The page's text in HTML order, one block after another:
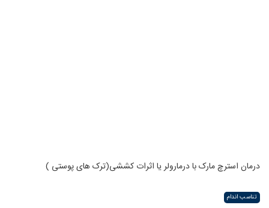
درمان استرچ مارک با درمارولر یا اثرات کششی(ترک های پوستی )
تناسب اندام